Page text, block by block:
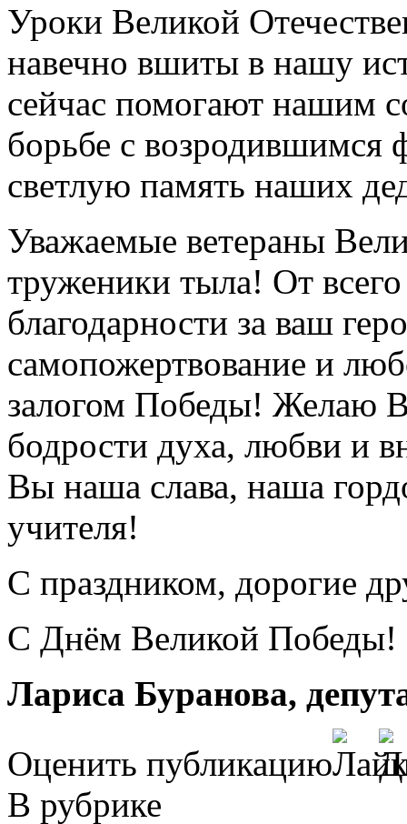
Уроки Великой
навечно вшиты в нашу
сейчас помогают нашим
борьбе с
светлую память наших
Уважаемые ветераны
труженики тыла! От
благодарности за ваш
самопожертвование и
залогом Победы! Желаю
бодрости духа, любви и
Вы наша слава, наша
учителя!
С праздником, дорогие
С Днём Великой Победы!
Лариса Буранова,
Оценить публикацию
В рубрике